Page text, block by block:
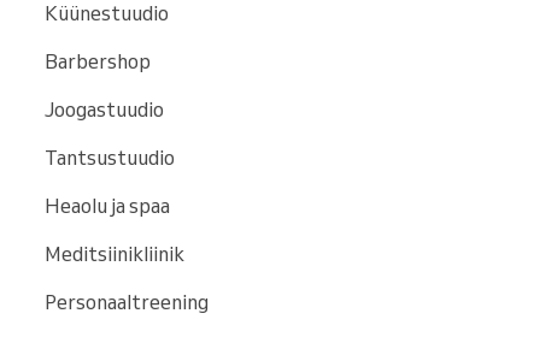
Küünestuudio
Barbershop
Joogastuudio
Tantsustuudio
Heaolu ja spaa
Meditsiinikliinik
Personaaltreening